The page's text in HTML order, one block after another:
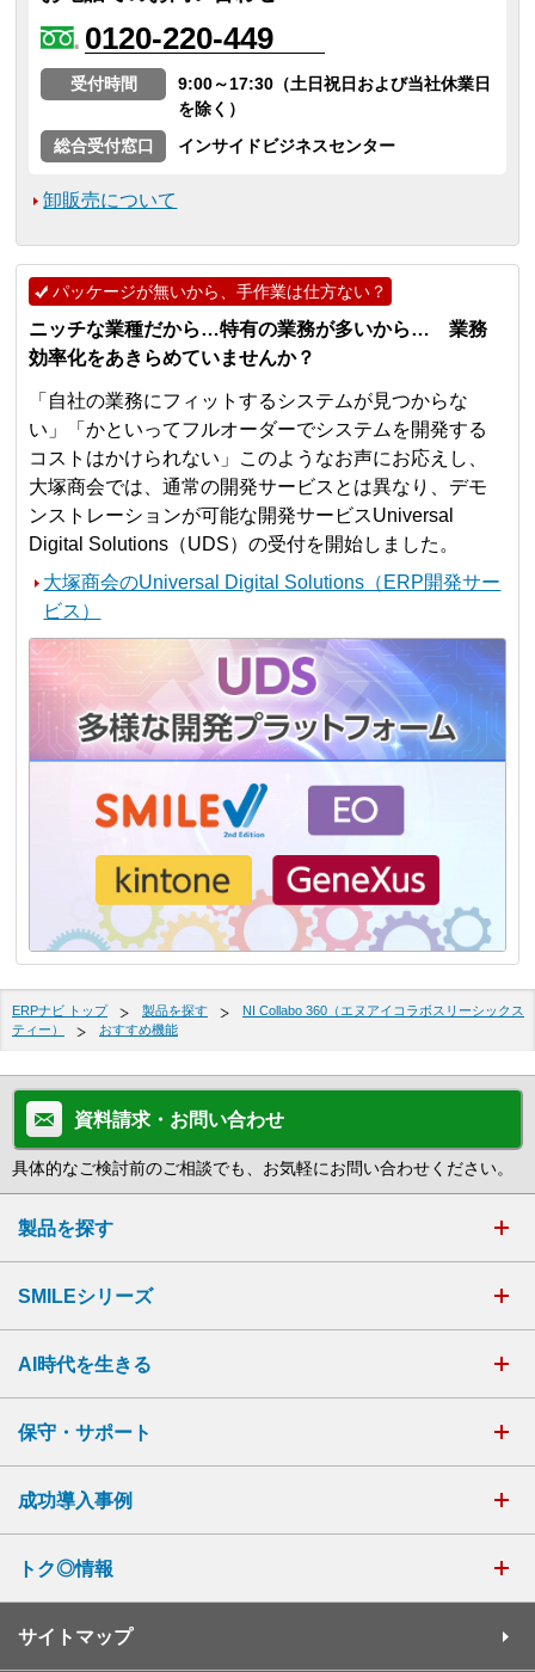
0120-220-449
受付時間
9:00～17:30（土日祝日および当社休業日
を除く）
総合受付窓口
インサイドビジネスセンター
卸販売について
パッケージが無いから、手作業は仕方ない？
ニッチな業種だから…特有の業務が多いから… 業務
効率化をあきらめていませんか？
「自社の業務にフィットするシステムが見つからな
い」「かといってフルオーダーでシステムを開発する
コストはかけられない」このようなお声にお応えし、
大塚商会では、通常の開発サービスとは異なり、デモ
ンストレーションが可能な開発サービスUniversal
Digital Solutions（UDS）の受付を開始しました。
大塚商会のUniversal Digital Solutions（ERP開発サー
ビス）
ERPナビ トップ 製品を探す
NI Collabo 360（エヌアイコラボスリーシックス
ティー）
おすすめ機能
資料請求・お問い合わせ
具体的なご検討前のご相談でも、お気軽にお問い合わせください。
製品を探す
SMILEシリーズ
AI時代を生きる
保守・サポート
成功導入事例
トク◎情報
サイトマップ